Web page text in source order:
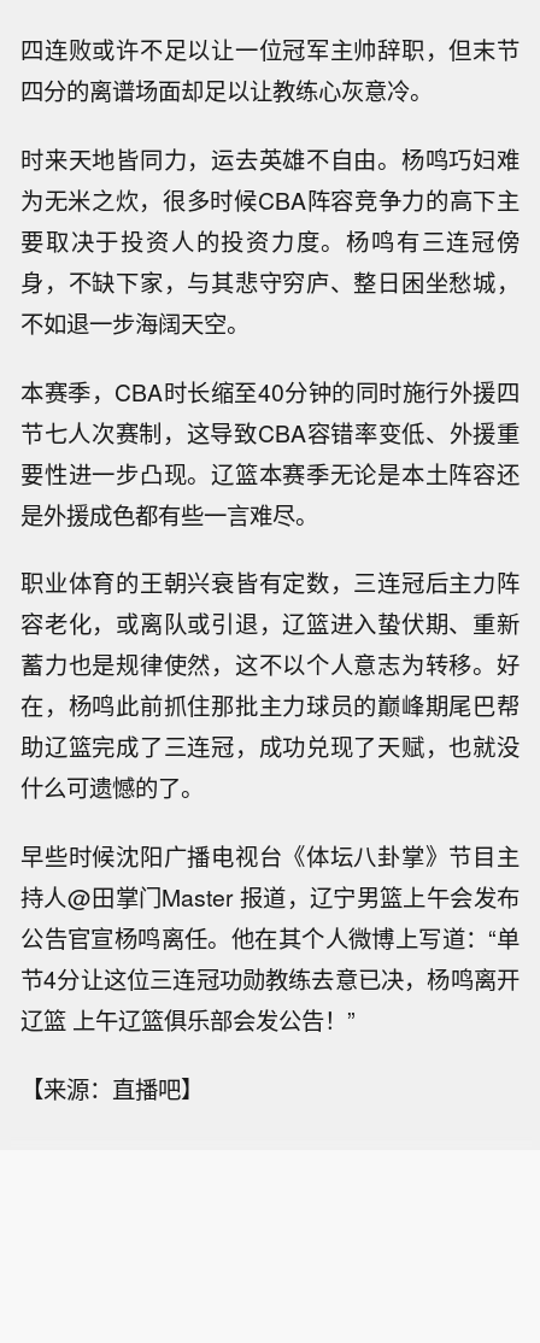
四连败或许不足以让一位冠军主帅辞职，但末节
四分的离谱场面却足以让教练心灰意冷。
时来天地皆同力，运去英雄不自由。杨鸣巧妇难
为无米之炊，很多时候CBA阵容竞争力的高下主
要取决于投资人的投资力度。杨鸣有三连冠傍
身，不缺下家，与其悲守穷庐、整日困坐愁城，
不如退一步海阔天空。
本赛季，CBA时长缩至40分钟的同时施行外援四
节七人次赛制，这导致CBA容错率变低、外援重
要性进一步凸现。辽篮本赛季无论是本土阵容还
是外援成色都有些一言难尽。
职业体育的王朝兴衰皆有定数，三连冠后主力阵
容老化，或离队或引退，辽篮进入蛰伏期、重新
蓄力也是规律使然，这不以个人意志为转移。好
在，杨鸣此前抓住那批主力球员的巅峰期尾巴帮
助辽篮完成了三连冠，成功兑现了天赋，也就没
什么可遗憾的了。
早些时候沈阳广播电视台《体坛八卦掌》节目主
持人@田掌门Master 报道，辽宁男篮上午会发布
公告官宣杨鸣离任。他在其个人微博上写道：“单
节4分让这位三连冠功勋教练去意已决，杨鸣离开
辽篮 上午辽篮俱乐部会发公告！”
【来源：直播吧】